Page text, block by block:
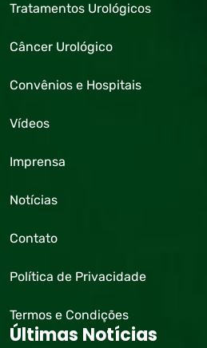
Tratamentos Urológicos
Câncer Urológico
Convênios e Hospitais
Vídeos
Imprensa
Notícias
Contato
Política de Privacidade
Termos e Condições
Últimas Notícias